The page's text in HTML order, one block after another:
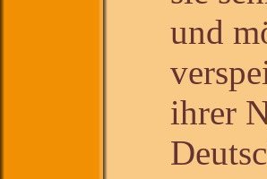
und
ihrer